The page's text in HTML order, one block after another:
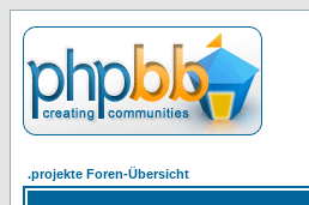
.projekte Foren-Übersicht